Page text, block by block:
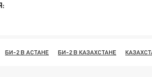
БИ-2 В АСТАНЕ БИ-2 В КАЗАХСТАНЕ